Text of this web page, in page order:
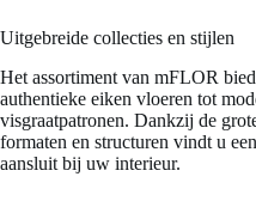
Uitgebreide collecties en stijlen
Het assortiment van mFLOR
authentieke eiken vloeren tot
visgraatpatronen. Dankzij de
formaten en structuren vindt u
aansluit bij uw interieur.